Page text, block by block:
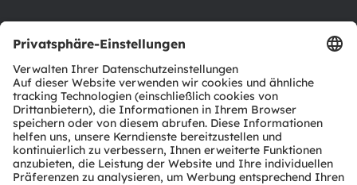
Produkt Selektor
Download Center
Tools
Kundenanfragen
Technischer Support
Partner Netzwerk
Whistleblowing